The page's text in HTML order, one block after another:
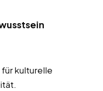
kulturelle